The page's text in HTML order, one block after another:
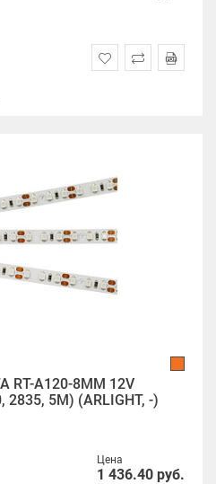
A120-8MM 12V
2835, 5M) (ARLIGHT, -)
Цена
1 436.40 руб.